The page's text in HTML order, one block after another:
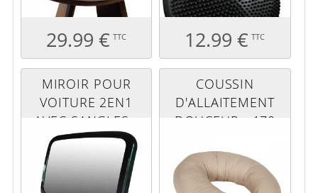
29.99 € TTC 12.99 € TTC
MIROIR POUR
VOITURE 2EN1
AVEC SANGLES -
REFLET
COUSSIN
D'ALLAITEMENT
DOUCEUR - 170